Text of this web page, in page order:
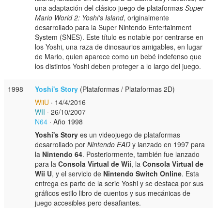
una adaptación del clásico juego de plataformasSuper
Mario World 2: Yoshi's Island, originalmente
desarrollado para la Super Nintendo Entertainment
System (SNES). Este título es notable por centrarse en
los Yoshi, una raza de dinosaurios amigables, en lugar
de Mario, quien aparece como un bebé indefenso que
los distintos Yoshi deben proteger a lo largo del juego.
1998 Yoshi's Story (Plataformas / Plataformas 2D)
WiiU · 14/4/2016
WII · 26/10/2007
N64 · Año 1998
Yoshi's Story es un videojuego de plataformas
desarrollado porNintendo EAD y lanzado en 1997 para
la Nintendo 64. Posteriormente, también fue lanzado
para laConsola Virtual de Wii, laConsola Virtual de
Wii U, y el servicio de Nintendo Switch Online. Esta
entrega es parte de la serie Yoshi y se destaca por sus
gráficos estilo libro de cuentos y sus mecánicas de
juego accesibles pero desafiantes.